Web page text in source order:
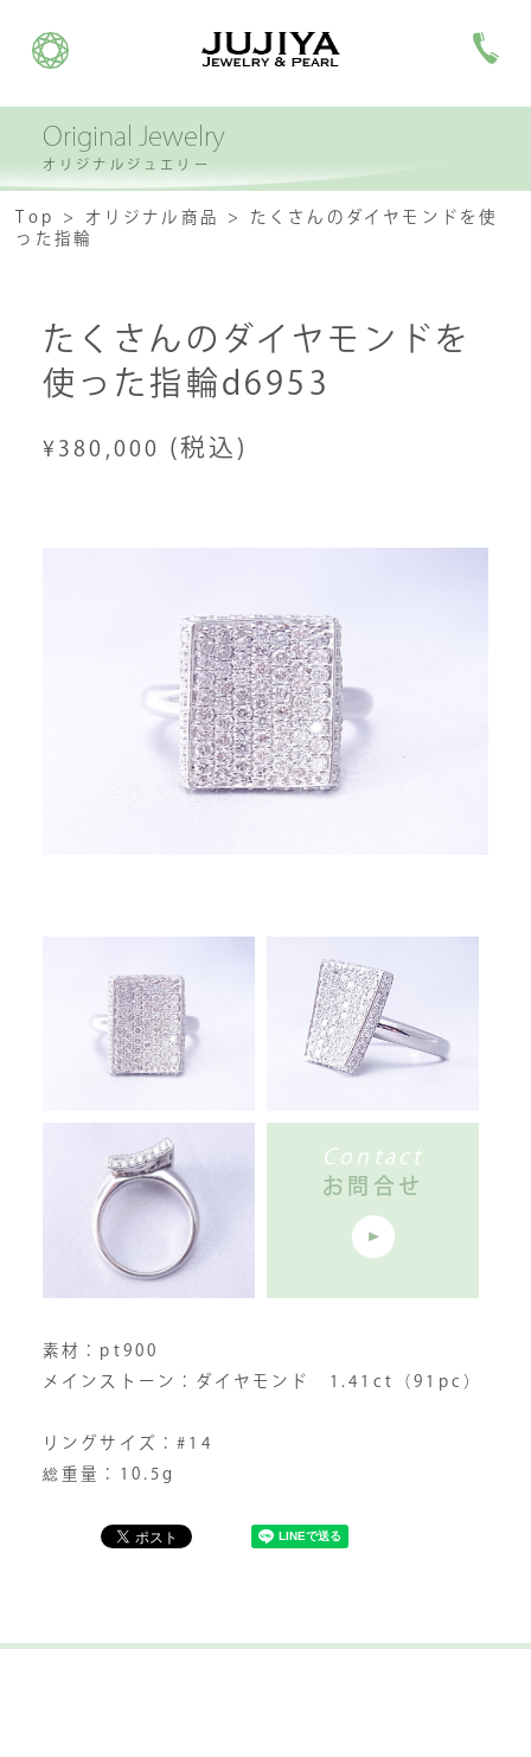
Original Jewelry
オリジナルジュエリー
Top オリジナル商品
たくさんのダイヤモンドを使
った指輪
たくさんのダイヤモンドを
使った指輪d6953
¥380,000 (税込)
素材：pt900
メインストーン：ダイヤモンド 1.41ct（91pc）
リングサイズ：#14
総重量：10.5g
Contact
お問合せ